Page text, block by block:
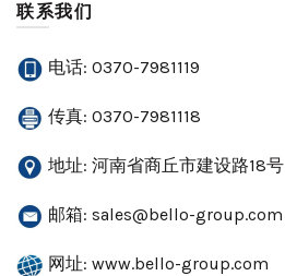
联系我们
电话: 0370-7981119
传真: 0370-7981118
地址: 河南省商丘市建设路18号
邮箱: sales@bello-group.com
网址: www.bello-group.com